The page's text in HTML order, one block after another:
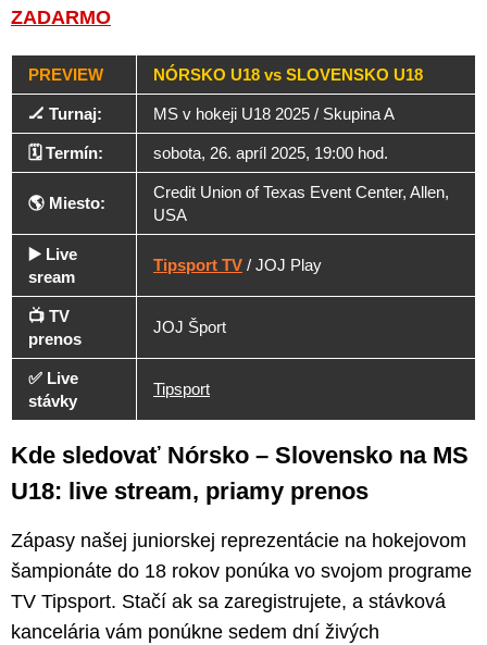
ZADARMO
PREVIEW NÓRSKO U18 vs SLOVENSKO U18
🏒 Turnaj: MS v hokeji U18 2025 / Skupina A
🗓️ Termín: sobota, 26. apríl 2025, 19:00 hod.
🌎 Miesto:
Credit Union of Texas Event Center, Allen,
USA
▶️ Live
sream
Tipsport TV / JOJ Play
📺 TV
prenos
JOJ Šport
✅ Live
stávky
Tipsport
Kde sledovať Nórsko – Slovensko na MS
U18: live stream, priamy prenos
Zápasy našej juniorskej reprezentácie na hokejovom
šampionáte do 18 rokov ponúka vo svojom programe
TV Tipsport. Stačí ak sa zaregistrujete, a stávková
kancelária vám ponúkne sedem dní živých